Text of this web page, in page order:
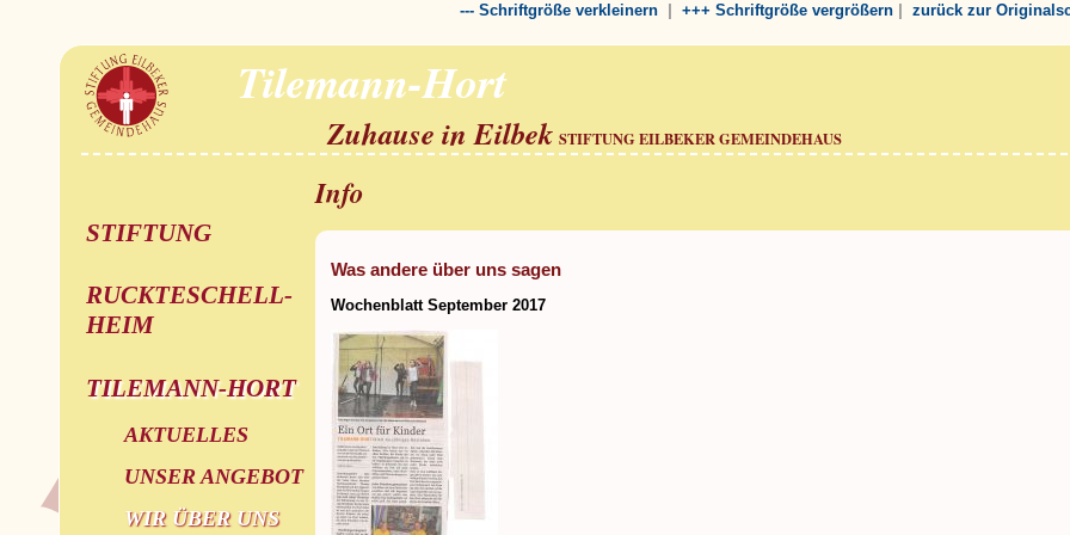
--- Schriftgröße verkleinern | +++ Schriftgröße vergrößern | zurück zur
Tilemann-Hort
Zuhause in Eilbek STIFTUNG EILBEKER GEMEINDEHAUS
STIFTUNG
RUCKTESCHELL-
HEIM
TILEMANN-HORT
AKTUELLES
UNSER ANGEBOT
WIR ÜBER UNS
Info
Was andere über uns sagen
Wochenblatt September 2017